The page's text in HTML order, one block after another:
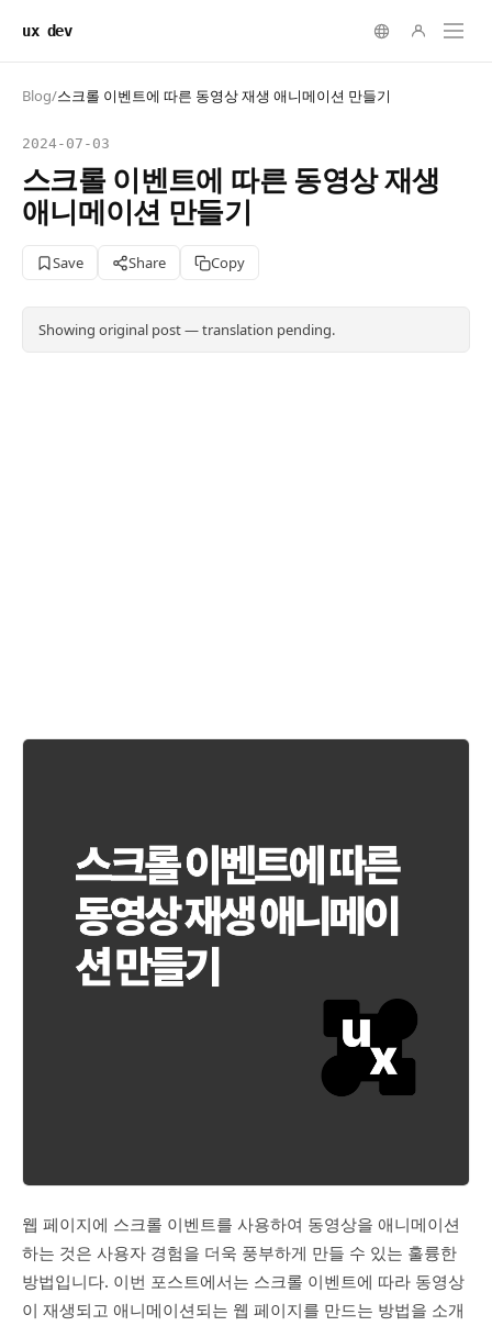
ux dev
Blog/스크롤 이벤트에 따른 동영상 재생 애니메이션 만들기
2024-07-03
스크롤 이벤트에 따른 동영상 재생
애니메이션 만들기
Save Share Copy
Showing original post — translation pending.
웹 페이지에 스크롤 이벤트를 사용하여 동영상을 애니메이션
하는 것은 사용자 경험을 더욱 풍부하게 만들 수 있는 훌륭한
방법입니다. 이번 포스트에서는 스크롤 이벤트에 따라 동영상
이 재생되고 애니메이션되는 웹 페이지를 만드는 방법을 소개